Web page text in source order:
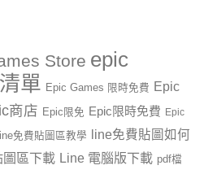
Store epic
單 Epic Games 限時免費 Epic
商店 Epic限免 Epic限時免費 Epic
line免費貼圖區教學
line免費貼圖如何
圖區下載 Line 電腦版下載 pdf檔